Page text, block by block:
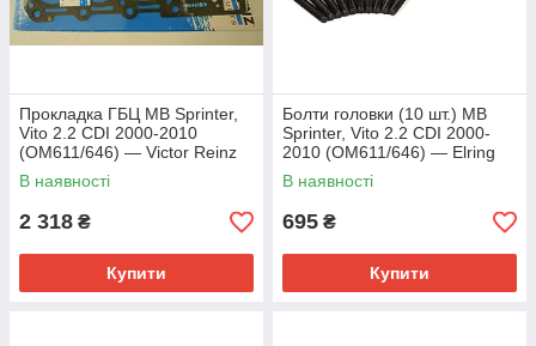
Прокладка ГБЦ MB Sprinter,
Vito 2.2 CDI 2000-2010
(OM611/646) — Victor Reinz
(Німеччина) — 61-34300-00
В наявності
2 318 ₴
Купити
Болти головки (10 шт.) MB
Sprinter, Vito 2.2 CDI 2000-
2010 (OM611/646) — Elring
(Німеччина) — 760.090
В наявності
695 ₴
Купити